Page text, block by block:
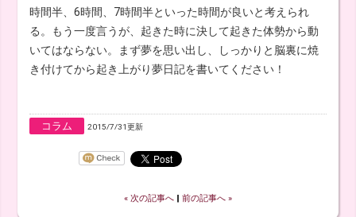
時間半、6時間、7時間半といった時間が良いと考えられ
る。もう一度言うが、起きた時に決して起きた体勢から動
いてはならない。まず夢を思い出し、しっかりと脳裏に焼
き付けてから起き上がり夢日記を書いてください！
コラム 2015/7/31更新
« 次の記事へ ‖ 前の記事へ »